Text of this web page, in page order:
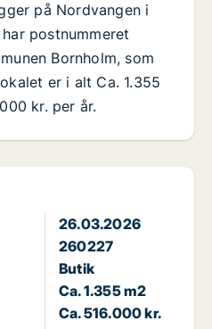
26.03.2026
260227
Butik
Ca. 1.355 m2
Ca. 516.000 kr.
på Nordvangen i
postnummeret
Bornholm, som
er i alt Ca. 1.355
kr. per år.